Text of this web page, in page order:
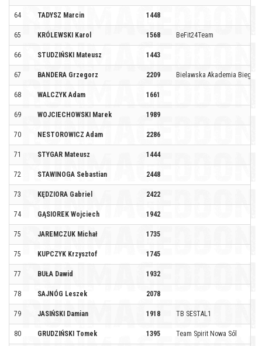
64 TADYSZ Marcin 1448
65 KRÓLEWSKI Karol 1568 BeFit24Team
66 STUDZIŃSKI Mateusz 1443
67 BANDERA Grzegorz 2209 Bielawska Akademia
68 WALCZYK Adam 1661
69 WOJCIECHOWSKI Marek 1989
70 NESTOROWICZ Adam 2286
71 STYGAR Mateusz 1444
72 STAWINOGA Sebastian 2448
73 KĘDZIORA Gabriel 2422
74 GĄSIOREK Wojciech 1942
75 JAREMCZUK Michał 1735
75 KUPCZYK Krzysztof 1745
77 BUŁA Dawid 1932
78 SAJNÓG Leszek 2078
79 JASIŃSKI Damian 1918 TB SESTAL1
80 GRUDZIŃSKI Tomek 1395 Team Spirit Nowa Sól